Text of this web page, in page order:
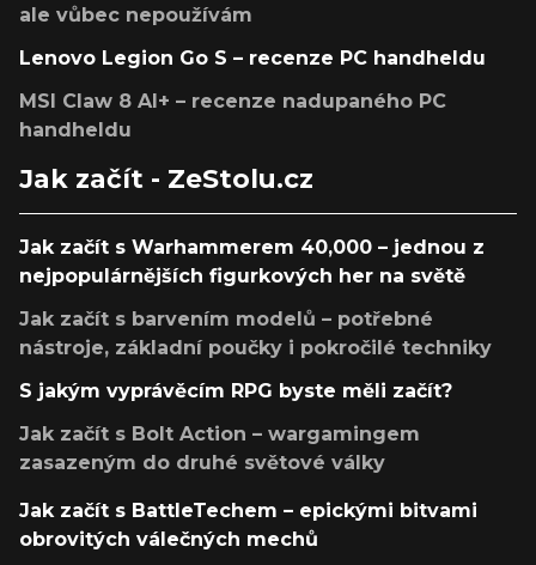
ale vůbec nepoužívám
Lenovo Legion Go S – recenze PC handheldu
MSI Claw 8 AI+ – recenze nadupaného PC
handheldu
Jak začít - ZeStolu.cz
Jak začít s Warhammerem 40,000 – jednou z
nejpopulárnějších figurkových her na světě
Jak začít s barvením modelů – potřebné
nástroje, základní poučky i pokročilé techniky
S jakým vyprávěcím RPG byste měli začít?
Jak začít s Bolt Action – wargamingem
zasazeným do druhé světové války
Jak začít s BattleTechem – epickými bitvami
obrovitých válečných mechů